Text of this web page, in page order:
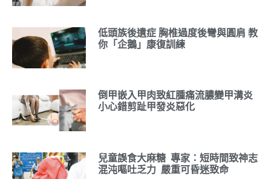
低頭族後遺症 胸椎過度後彎與圓肩 教
你「企鵝」康復訓練
倒甲嵌入甲肉致紅腫痛流膿變甲溝炎
小心錯剪趾甲發炎惡化
兒童誤食大麻糖 專家：短時間致神志
混沌嘔吐乏力 嚴重可昏迷致命